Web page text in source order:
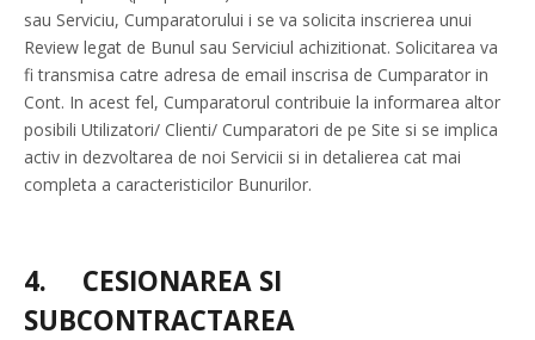
sau Serviciu, Cumparatorului i se va solicita inscrierea unui
Review legat de Bunul sau Serviciul achizitionat. Solicitarea va
fi transmisa catre adresa de email inscrisa de Cumparator in
Cont. In acest fel, Cumparatorul contribuie la informarea altor
posibili Utilizatori/ Clienti/ Cumparatori de pe Site si se implica
activ in dezvoltarea de noi Servicii si in detalierea cat mai
completa a caracteristicilor Bunurilor.
4. CESIONAREA SI
SUBCONTRACTAREA